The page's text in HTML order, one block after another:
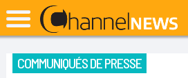
COMMUNIQUÉS DE PRESSE